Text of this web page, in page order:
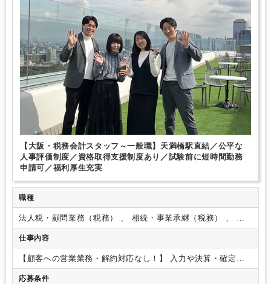
総合力（Big４～準大手） 独自サービス
医療に強み 建設に強み 不動産に強み コンビニに強み
芸能・芸術、クリエイティブ分野に強み FCに強み 美容に強み 飲食に強み
貿易に強み 接骨・整骨院に強み 製造に強み
【大阪・税務会計スタッフ～一般職】天満橋駅直結／公平な
人事評価制度／資格取得支援制度あり／試験前に短時間勤務
申請可／福利厚生充実
職種
法人税・顧問業務（税務） 、 相続・事業承継（税務） 、 そ
の他（コンサルティング）
仕事内容
【顧客への営業業務・解約対応なし！】
入力や決算・確定申
告補助や顧客先対応等、ご経験をふまえて幅広くお任せしま
す。お客様は全国・業種も多岐にわたるため幅広い経験やス
応募条件